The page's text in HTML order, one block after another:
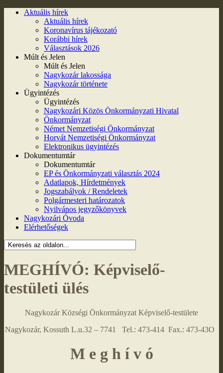
Aktuális hírek
Aktuális hírek
Koronavírus tájékozató
Korábbi hírek
Választások 2026
Múlt és Jelen
Múlt és Jelen
Nagykozár lakossága
Nagykozár története
Ügyintézés
Ügyintézés
Nagykozári Közös Önkormányzati Hivatal
Önkormányzat
Német Nemzetiségi Önkormányzat
Horvát Nemzetiségi Önkormányzat
Elektronikus ügyintézés
Dokumentumtár
Dokumentumtár
EP és Önkormányzati választás 2024
Adatlapok, Hírdetmények
Jogszabályok / Rendeletek
Polgármesteri határozatok
Nyilvános jegyzőkönyvek
Nagykozári Óvoda
Elérhetőségek
MEGHÍVÓ: Képviselő-
testületi ülés
Nagykozár Községi Önkormányzat Képviselő-testülete
Nagykozár, Kossuth L.u.32 – 7741 Tel.: 473-414 Fax.: 473-43O
M e g h í v ó